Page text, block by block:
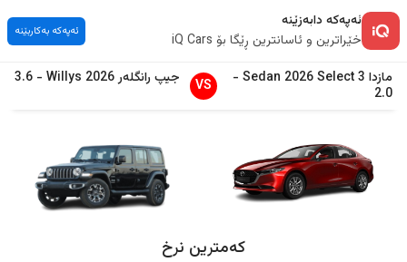
ئەپەکە دابەزێنە
خێراترین و ئاسانترین ڕێگا بۆ iQ Cars
ئەپەکە بەکاربێنە
مازدا 3 Sedan
2026Select
-
2.0
VS جیپ رانگلەر2026
Willys
-
3.6
کەمترین نرخ